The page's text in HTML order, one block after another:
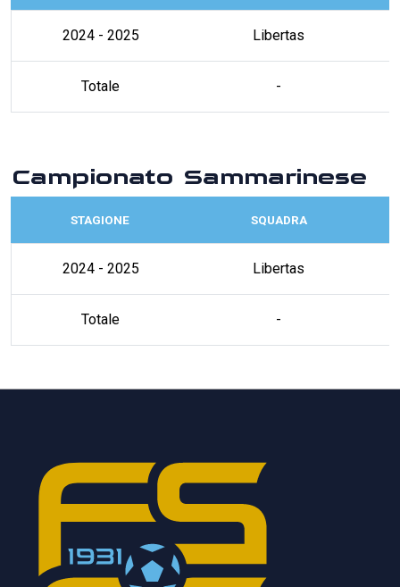
2024 - 2025 Libertas
Totale -
Campionato Sammarinese
STAGIONE SQUADRA
2024 - 2025 Libertas
Totale -